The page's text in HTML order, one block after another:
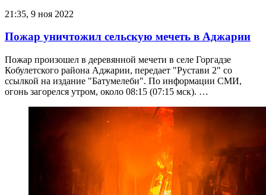
21:35, 9 ноя 2022
Пожар уничтожил сельскую мечеть в Аджарии
Пожар произошел в деревянной мечети в селе Горгадзе
Кобулетского района Аджарии, передает "Рустави 2" со
ссылкой на издание "Батумелеби". По информации СМИ,
огонь загорелся утром, около 08:15 (07:15 мск). …